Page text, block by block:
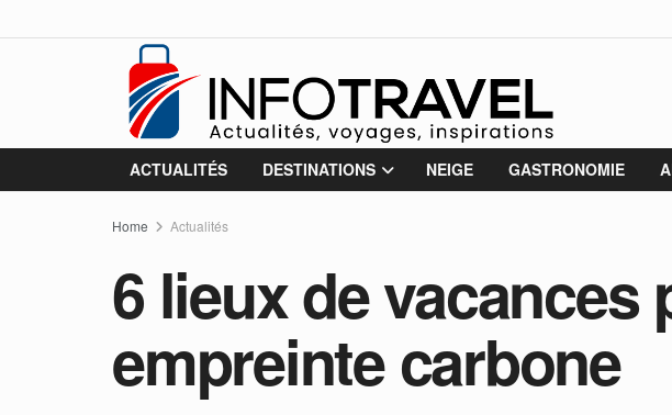
ACTUALITÉS DESTINATIONS NEIGE GASTRONOMIE
Home Actualités
6 lieux de vacances
empreinte carbone